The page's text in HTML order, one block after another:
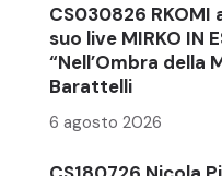
CS030826 RKOMI
suo live MIRKO IN
“Nell’Ombra della
Barattelli
6 agosto 2026